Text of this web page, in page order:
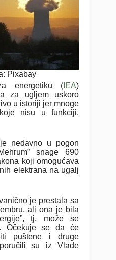
Pixabay
energetiku ( IEA)
za ugljem uskoro
u istoriji jer mnoge
nisu u funkciji,
nedavno u pogon
snage 690
koji omogućava
elektrana na ugalj
je prestala sa
ali ona je bila
tj. može se
Očekuje se da će
puštene i druge
su iz Vlade